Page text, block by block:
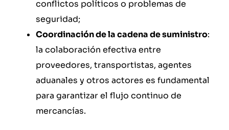
conflictos políticos o problemas de
seguridad;
Coordinación de la cadena de suministro:
la colaboración efectiva entre
proveedores, transportistas, agentes
aduanales y otros actores es fundamental
para garantizar el flujo continuo de
mercancías.